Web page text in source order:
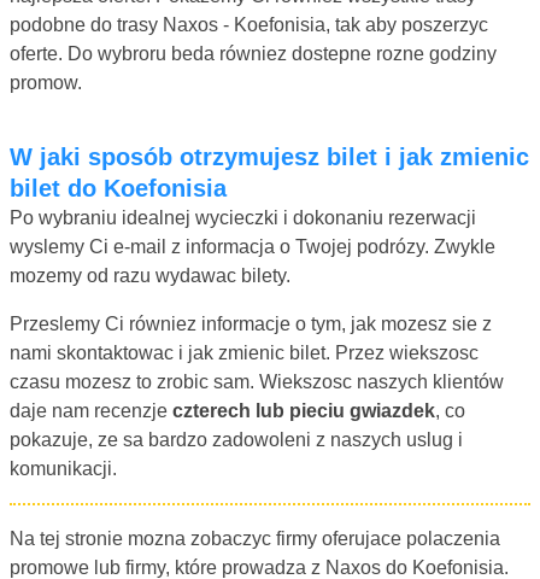
podobne do trasy Naxos - Koefonisia, tak aby poszerzyc
oferte. Do wybroru beda równiez dostepne rozne godziny
promow.
W jaki sposób otrzymujesz bilet i jak zmienic
bilet do Koefonisia
Po wybraniu idealnej wycieczki i dokonaniu rezerwacji
wyslemy Ci e-mail z informacja o Twojej podrózy. Zwykle
mozemy od razu wydawac bilety.
Przeslemy Ci równiez informacje o tym, jak mozesz sie z
nami skontaktowac i jak zmienic bilet. Przez wiekszosc
czasu mozesz to zrobic sam. Wiekszosc naszych klientów
daje nam recenzje czterech lub pieciu gwiazdek, co
pokazuje, ze sa bardzo zadowoleni z naszych uslug i
komunikacji.
Na tej stronie mozna zobaczyc firmy oferujace polaczenia
promowe lub firmy, które prowadza z Naxos do Koefonisia.